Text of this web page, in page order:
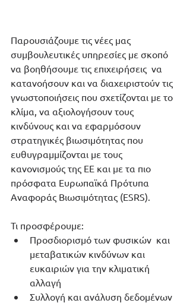
Παρουσιάζουμε τις νέες μας
συμβουλευτικές υπηρεσίες με σκοπό
να βοηθήσουμε τις επιχειρήσεις  να
κατανοήσουν και να διαχειριστούν τις
γνωστοποιήσεις που σχετίζονται με το
κλίμα, να αξιολογήσουν τους
κινδύνους και να εφαρμόσουν
στρατηγικές βιωσιμότητας που
ευθυγραμμίζονται με τους
κανονισμούς της ΕΕ και με τα πιο
πρόσφατα Ευρωπαϊκά Πρότυπα
Αναφοράς Βιωσιμότητας (ESRS).
Τι προσφέρουμε:
Προσδιορισμό των φυσικών  και
μεταβατικών κινδύνων και
ευκαιριών για την κλιματική
αλλαγή
Συλλογή και ανάλυση δεδομένων